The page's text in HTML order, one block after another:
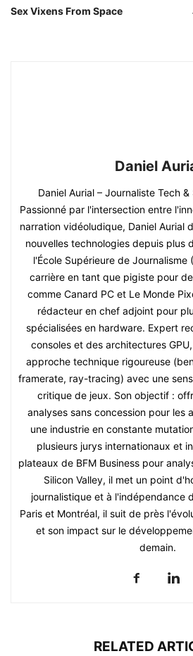
Sex Vixens From Space
Daniel
Daniel Aurial – Journaliste Tech
Passionné par l'intersection entre
narration vidéoludique, Daniel Aurial
nouvelles technologies depuis plus
l'École Supérieure de Journalisme
carrière en tant que pigiste pour
comme Canard PC et Le Monde
rédacteur en chef adjoint pour
spécialisées en hardware. Expert
consoles et des architectures
approche technique rigoureuse
framerate, ray-tracing) avec une
critique de jeux. Son objectif :
analyses sans concession pour les
une industrie en constante
plusieurs jurys internationaux et
plateaux de BFM Business pour
Silicon Valley, il met un point
journalistique et à l'indépendance
Paris et Montréal, il suit de près
et son impact sur le
demain.
RELATED